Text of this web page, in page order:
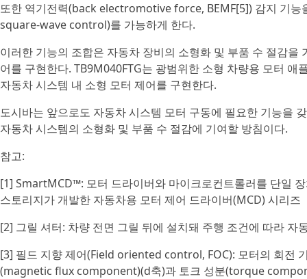
또한 역기전력(back electromotive force, BEMF[5]) 감지 기
square-wave control)를 가능하게 한다.
이러한 기능의 조합은 자동차 장비의 소형화 및 부품 수 절감
어를 구현한다. TB9M040FTG는 광범위한 소형 차량용 모터 애
자동차 시스템 내 소형 모터 제어를 구현한다.
도시바는 앞으로도 자동차 시스템 모터 구동에 필요한 기능을
자동차 시스템의 소형화 및 부품 수 절감에 기여할 방침이다.
참고:
[1] SmartMCD™: 모터 드라이버와 마이크로컨트롤러를 단일
스토리지가 개발한 자동차용 모터 제어 드라이버(MCD) 시리즈
[2] 그릴 셔터: 차량 전면 그릴 뒤에 설치돼 주행 조건에 따라 자
[3] 필드 지향 제어(Field oriented control, FOC): 모터의 회전
(magnetic flux component)(d축)과 토크 성분(torque